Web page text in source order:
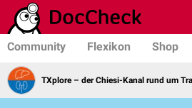
Community Flexikon Shop
TXplore – der Chiesi-Kanal rund um